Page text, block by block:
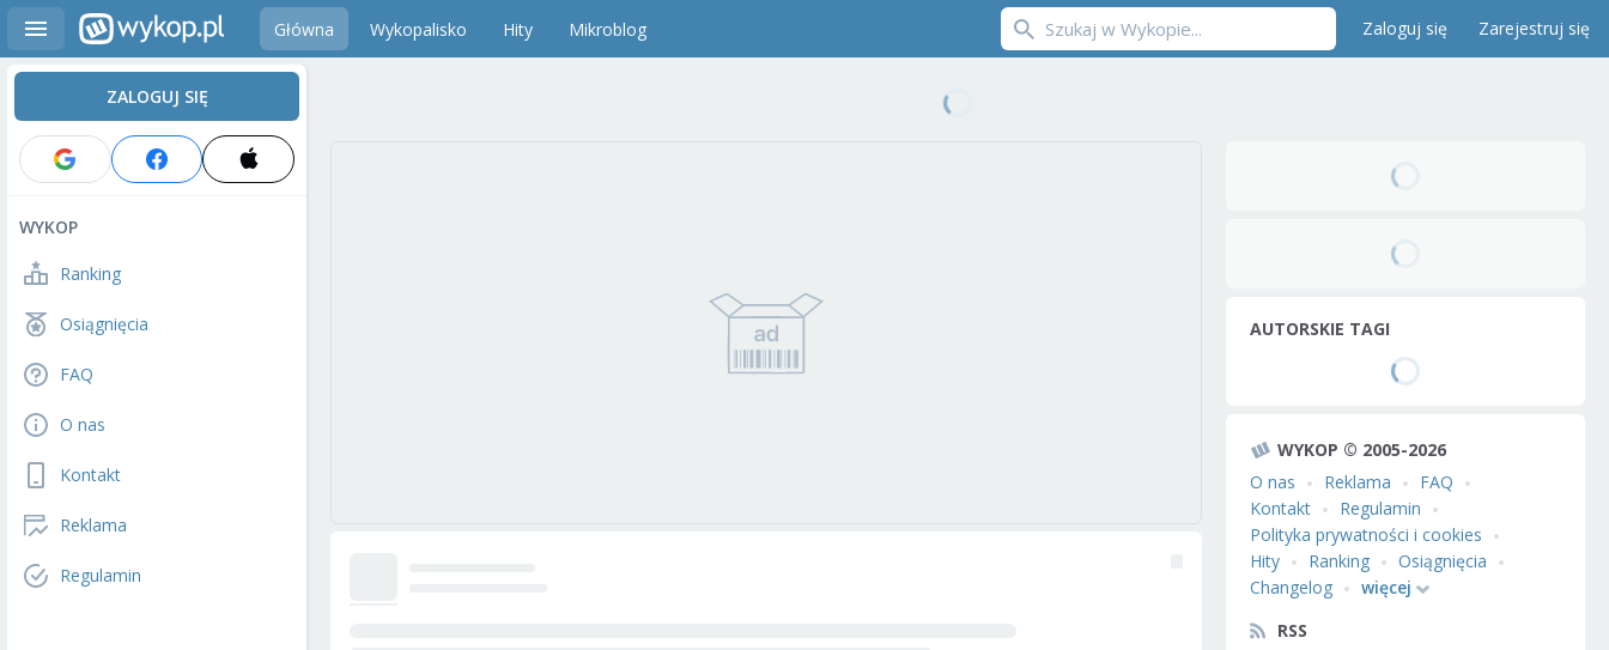
Główna Wykopalisko Hity Mikroblog Zaloguj się Zarejestruj się
ZALOGUJ SIĘ
WYKOP
Ranking
Osiągnięcia
FAQ
O nas
Kontakt
Reklama
Regulamin
AUTORSKIE TAGI
WYKOP © 2005-2026
O nas
Reklama
FAQ
Kontakt
Regulamin
Polityka prywatności i cookies
Hity
Ranking
Osiągnięcia
Changelog
więcej
RSS